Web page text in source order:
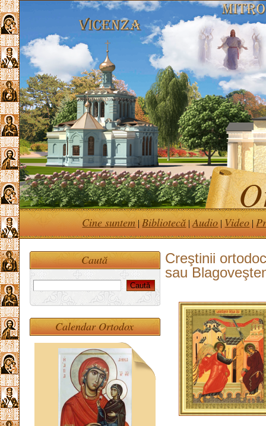
Cine suntem | Bibliotecă |Audio | Video |
Creştinii
sau
Caută
Calendar Ortodox